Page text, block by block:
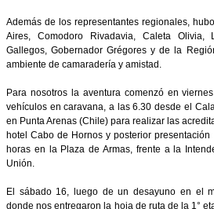
Además de los representantes regionales,
Aires, Comodoro Rivadavia, Caleta
Gallegos, Gobernador Grégores y de la
ambiente de camaradería y amistad.
Para nosotros la aventura comenzó en
vehículos en caravana, a las 6.30 desde el
en Punta Arenas (Chile) para realizar las
hotel Cabo de Hornos y posterior
horas en la Plaza de Armas, frente a la
Unión.
El sábado 16, luego de un desayuno en el
donde nos entregaron la hoja de ruta de la 1°